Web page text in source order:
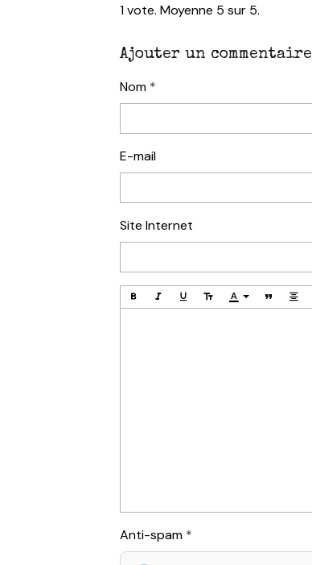
1vote. Moyenne 5 sur 5.
Ajouter un commentaire
Nom
E-mail
Site Internet
Anti-spam